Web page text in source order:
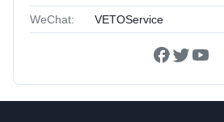
WeChat: VETOService